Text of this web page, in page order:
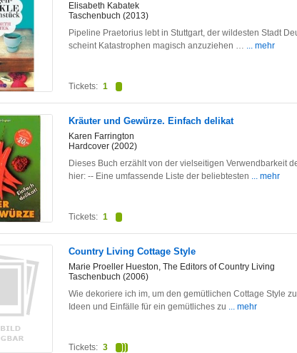
Elisabeth Kabatek
Taschenbuch (2013)
Pipeline Praetorius lebt in Stuttgart, der wildesten Stadt
scheint Katastrophen magisch anzuziehen … ... mehr
Tickets: 1
Kräuter und Gewürze. Einfach delikat
Karen Farrington
Hardcover (2002)
Dieses Buch erzählt von der vielseitigen Verwendbarkeit
hier: -- Eine umfassende Liste der beliebtesten ... mehr
Tickets: 1
Country Living Cottage Style
Marie Proeller Hueston, The Editors of Country Living
Taschenbuch (2006)
Wie dekoriere ich im, um den gemütlichen Cottage Style
Ideen und Einfälle für ein gemütliches zu ... mehr
Tickets: 3